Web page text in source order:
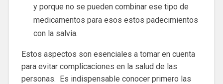
y porque no se pueden combinar ese tipo de
medicamentos para esos estos padecimientos
con la salvia.
Estos aspectos son esenciales a tomar en cuenta
para evitar complicaciones en la salud de las
personas. Es indispensable conocer primero las